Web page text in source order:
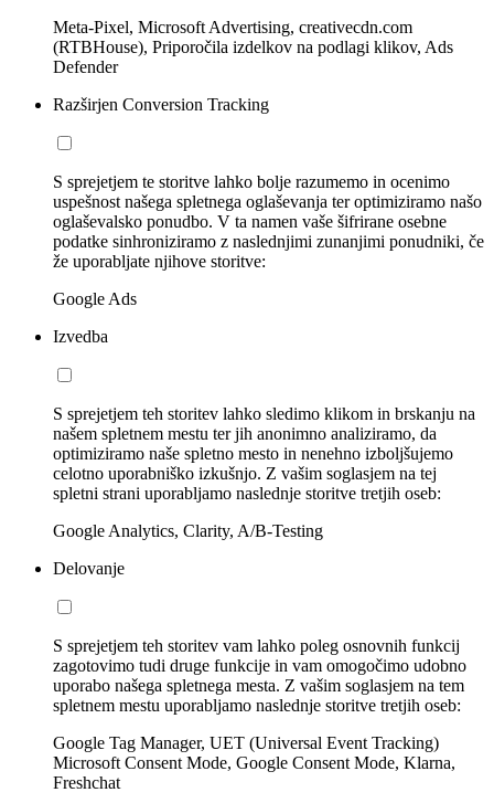
Meta-Pixel, Microsoft Advertising, creativecdn.com
(RTBHouse), Priporočila izdelkov na podlagi klikov, Ads
Defender
Razširjen Conversion Tracking
S sprejetjem te storitve lahko bolje razumemo in ocenimo
uspešnost našega spletnega oglaševanja ter optimiziramo našo
oglaševalsko ponudbo. V ta namen vaše šifrirane osebne
podatke sinhroniziramo z naslednjimi zunanjimi ponudniki, če
že uporabljate njihove storitve:
Google Ads
Izvedba
S sprejetjem teh storitev lahko sledimo klikom in brskanju na
našem spletnem mestu ter jih anonimno analiziramo, da
optimiziramo naše spletno mesto in nenehno izboljšujemo
celotno uporabniško izkušnjo. Z vašim soglasjem na tej
spletni strani uporabljamo naslednje storitve tretjih oseb:
Google Analytics, Clarity, A/B-Testing
Delovanje
S sprejetjem teh storitev vam lahko poleg osnovnih funkcij
zagotovimo tudi druge funkcije in vam omogočimo udobno
uporabo našega spletnega mesta. Z vašim soglasjem na tem
spletnem mestu uporabljamo naslednje storitve tretjih oseb:
Google Tag Manager, UET (Universal Event Tracking)
Microsoft Consent Mode, Google Consent Mode, Klarna,
Freshchat